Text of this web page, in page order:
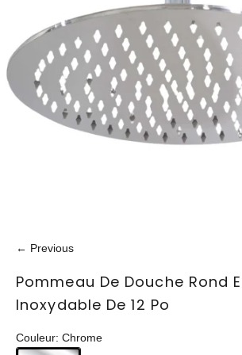
← Previous
Pommeau De Douche Rond
Inoxydable De 12 Po
Couleur: Chrome